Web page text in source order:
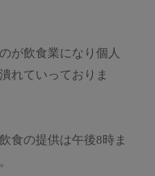
が飲食業になり個人
れていっておりま
食の提供は午後8時ま